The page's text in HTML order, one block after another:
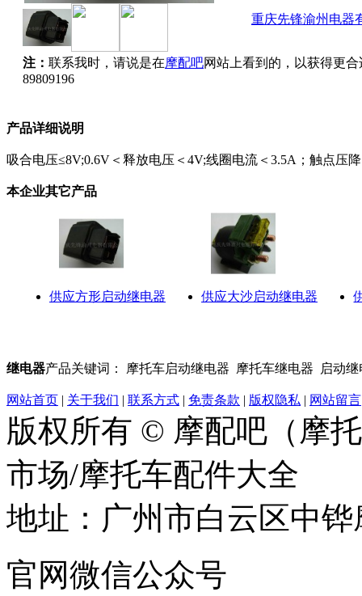
重庆先锋渝州电器
注： 联系我时，请说是在摩配吧网站上看到的，以获得更
89809196
产品详细说明
吸合电压≤8V;0.6V＜释放电压＜4V;线圈电流＜3.5A；触点压
本企业其它产品
供应方形启动继电器 供应大沙启动继电器
继电器产品关键词： 摩托车启动继电器 摩托车继电器 启动
网站首页 | 关于我们 | 联系方式 | 免责条款 | 版权隐私 | 网站留言
版权所有 © 摩配吧（摩
市场/摩托车配件大全
地址：广州市白云区中
官网微信公众号